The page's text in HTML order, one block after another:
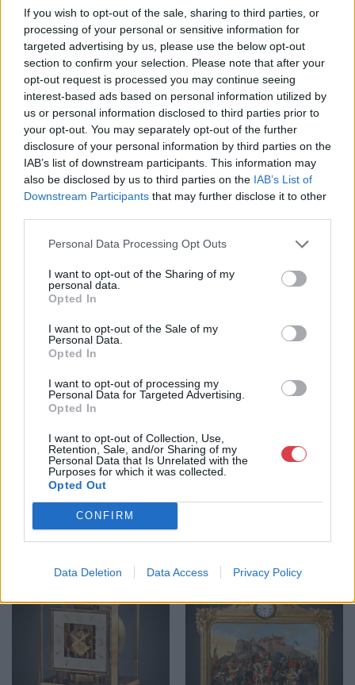
If you wish to opt-out of the sale, sharing to third parties, or
processing of your personal or sensitive information for
targeted advertising by us, please use the below opt-out
section to confirm your selection. Please note that after your
opt-out request is processed you may continue seeing
interest-based ads based on personal information utilized by
us or personal information disclosed to third parties prior to
your opt-out. You may separately opt-out of the further
disclosure of your personal information by third parties on the
IAB’s list of downstream participants. This information may
also be disclosed by us to third parties on the IAB’s List of
Downstream Participants that may further disclose it to other
Personal Data Processing Opt Outs
I want to opt-out of the Sharing of my
personal data.
Opted In
I want to opt-out of the Sale of my
Personal Data.
Opted In
I want to opt-out of processing my
Personal Data for Targeted Advertising.
Opted In
I want to opt-out of Collection, Use,
Retention, Sale, and/or Sharing of my
Personal Data that Is Unrelated with the
Purposes for which it was collected.
Opted Out
CONFIRM
Data Deletion Data Access Privacy Policy
Eladó adatai
Eladó:BÁV ART Aukciósház és
Galéria
Cím: BÁV ZRt.
1027 Budapest, Csalogány u.
23-33.
Telefon: (06 1) 331 0513
Weboldal:http://bav-art.hu
Bemutatkozás: Az ország legnagyobb múltú, 240 esztendeje
jogfolytonosan működő magyar vállalkozásaként a BÁV ZRt.
óriási tapasztalatával, szakmai tekintélyével és
megbízhatóságával hagyományosan a magyar
műkereskedelem meghatározó szereplője. A 2007-ben
megújult BÁV Aukciósház mára a magyarországi
műkereskedelem egyik legfontosabb színterévé, kereskedelmi
műkereskedelmi üzlethálózatával rendelkező BÁV ZRt.
felkészült munkatársai a hét hat napján állnak a műtárgyat
GALÉRIA TOVÁBBI MŰTÁRGYAI
KAPCSOLÓDÓ MŰTÁRGYAK